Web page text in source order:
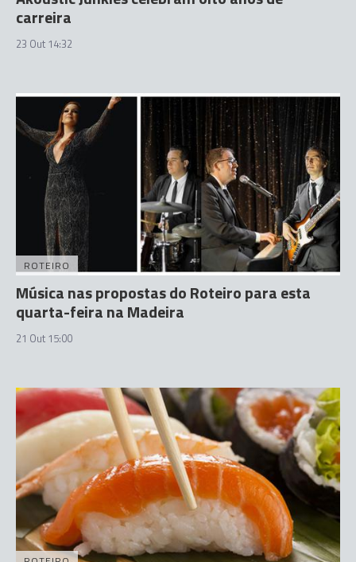
carreira
23 Out 14:32
ROTEIRO
Música nas propostas do Roteiro para esta
quarta-feira na Madeira
21 Out 15:00